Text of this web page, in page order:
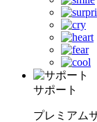
サポート
プレミアム